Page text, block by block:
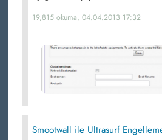
19,815 okuma, 04.04.2013 17:32
Smootwall ile Ultrasurf